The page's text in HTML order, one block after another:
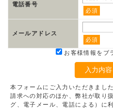
電話番号
必須
メールアドレス
必須
お客様情報をブ
入力内
本フォームにご入力いただきまし
請求への対応のほか、弊社が取り
グ、電子メール、電話による）に